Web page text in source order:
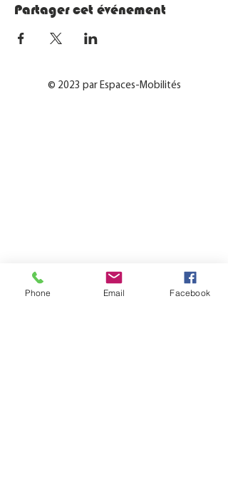
Partager cet événement
© 2023 par Espaces-Mobilités
Phone Email Facebook